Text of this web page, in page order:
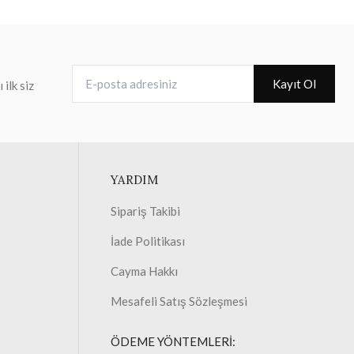
ilk siz
Kayıt Ol
YARDIM
Sipariş Takibi
İade Politikası
Cayma Hakkı
Mesafeli Satış Sözleşmesi
ÖDEME YÖNTEMLERİ: